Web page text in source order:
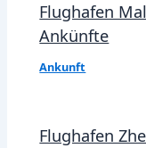
Flughafen
Ankünfte
Ankunft
Flughafen